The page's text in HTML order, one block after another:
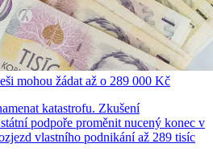
mohou žádat až o 289 000 Kč
katastrofu. Zkušení
podpoře proměnit nucený konec v
vlastního podnikání až 289 tisíc